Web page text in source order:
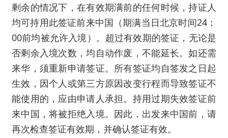
剩余的情况下，在有效期满前的任何时候，持证人
均可持用此签证前来中国（期满当日北京时间24：
00前均被允许入境）。超过有效期的签证，无论是
否剩余入境次数，均自动作废，不能延长。如还需
来华，须重新申请签证。所有签证均自签发之日起
生效，因个人或第三方原因改变行程而导致签证不
能使用的，应由申请人承担。持用过期失效签证前
来中国，将被拒绝入境。因此，出发来中国前，请
再次检查签证有效期，并确认签证有效。